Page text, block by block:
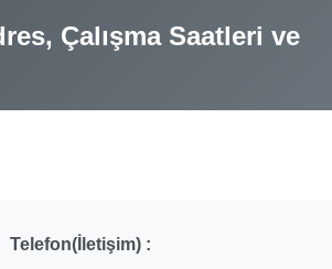
Çalışma Saatleri ve
Telefon(İletişim) :